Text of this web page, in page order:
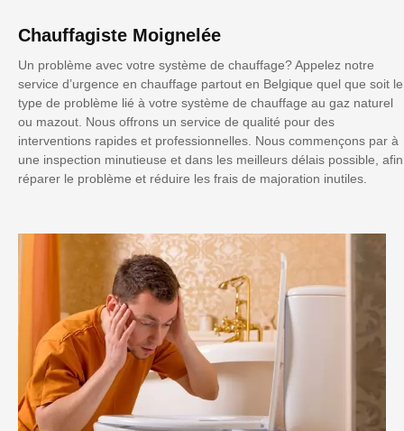
Chauffagiste Moignelée
Un problème avec votre système de chauffage? Appelez notre
service d’urgence en chauffage partout en Belgique quel que soit le
type de problème lié à votre système de chauffage au gaz naturel
ou mazout. Nous offrons un service de qualité pour des
interventions rapides et professionnelles. Nous commençons par à
une inspection minutieuse et dans les meilleurs délais possible, afin
réparer le problème et réduire les frais de majoration inutiles.